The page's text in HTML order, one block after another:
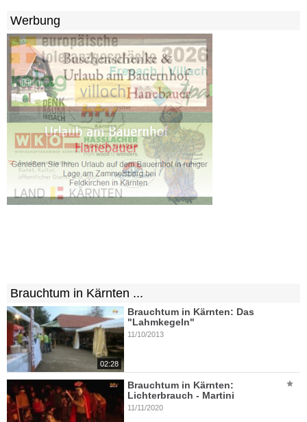
Werbung
Brauchtum in Kärnten ...
02:28
Brauchtum in Kärnten: Das
"Lahmkegeln"
11/10/2013
Brauchtum in Kärnten:
Lichterbrauch - Martini
11/11/2020